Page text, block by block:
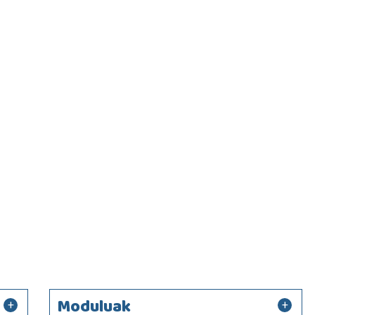
Moduluak